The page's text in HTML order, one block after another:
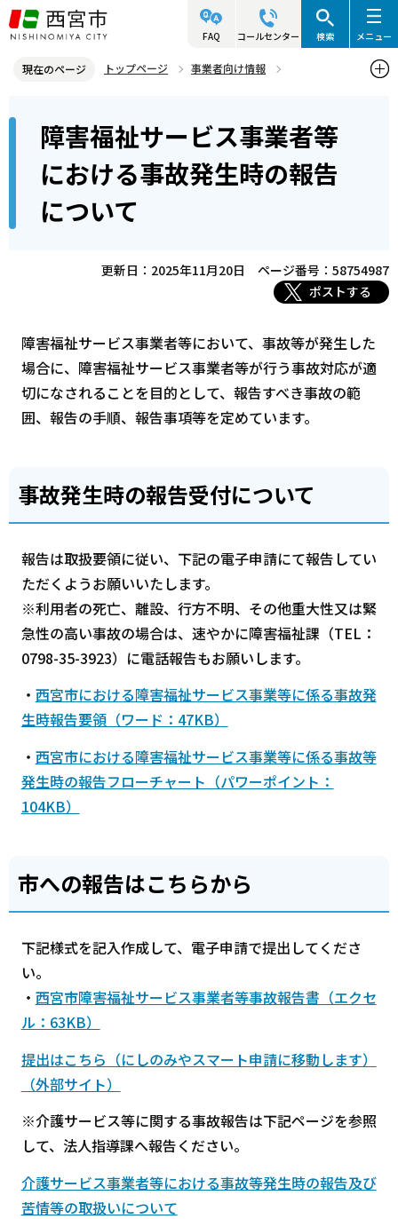
こ
の
ジ
す
FAQ コールセンター 検索 メニュー
現在のページ トップページ
事業者向け情報
障害福祉サービス事業者に関する手続き・申請
障害福祉サービス事業者等における事故発生時の報告について
ら
障害福祉サービス事業者等
における事故発生時の報告
について
更新日：2025年11月20日
ページ番号：58754987
ポストする
障害福祉サービス事業者等において、事故等が発生した
場合に、障害福祉サービス事業者等が行う事故対応が適
切になされることを目的として、報告すべき事故の範
囲、報告の手順、報告事項等を定めています。
事故発生時の報告受付について
報告は取扱要領に従い、下記の電子申請にて報告してい
ただくようお願いいたします。
※利用者の死亡、離設、行方不明、その他重大性又は緊
急性の高い事故の場合は、速やかに障害福祉課（TEL：
0798-35-3923）に電話報告もお願いします。
・ 西宮市における障害福祉サービス事業等に係る事故発
生時報告要領（ワード：47KB）
・ 西宮市における障害福祉サービス事業等に係る事故等
発生時の報告フローチャート（パワーポイント：
104KB）
市への報告はこちらから
下記様式を記入作成して、電子申請で提出してくださ
い。
・ 西宮市障害福祉サービス事業者等事故報告書（エクセ
ル：63KB）
提出はこちら（にしのみやスマート申請に移動します）
（外部サイト）
※介護サービス等に関する事故報告は下記ページを参照
して、法人指導課へ報告ください。
介護サービス事業者等における事故等発生時の報告及び
苦情等の取扱いについて